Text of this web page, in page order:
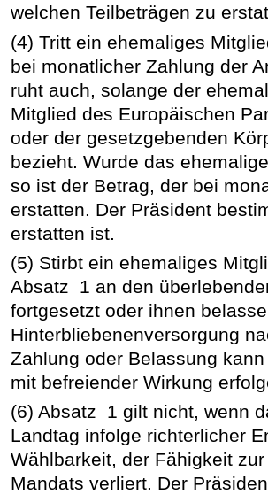
welchen Teilbeträgen zu
(4) Tritt ein ehemaliges
bei monatlicher Zahlung der
ruht auch, solange der
Mitglied des Europäischen
oder der gesetzgebenden
bezieht. Wurde das
so ist der Betrag, der bei
erstatten. Der Präsident
erstatten ist.
(5) Stirbt ein ehemaliges
Absatz 1 an den
fortgesetzt oder ihnen
Hinterbliebenenversorgung
Zahlung oder Belassung
mit befreiender Wirkung
(6) Absatz 1 gilt nicht, wenn
Landtag infolge richterlicher
Wählbarkeit, der Fähigkeit
Mandats verliert. Der